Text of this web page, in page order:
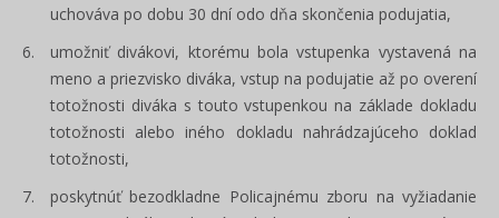
uchováva po dobu 30 dní odo dňa skončenia podujatia,
umožniť divákovi, ktorému bola vstupenka vystavená na
meno a priezvisko diváka, vstup na podujatie až po overení
totožnosti diváka s touto vstupenkou na základe dokladu
totožnosti alebo iného dokladu nahrádzajúceho doklad
totožnosti,
poskytnúť bezodkladne Policajnému zboru na vyžiadanie